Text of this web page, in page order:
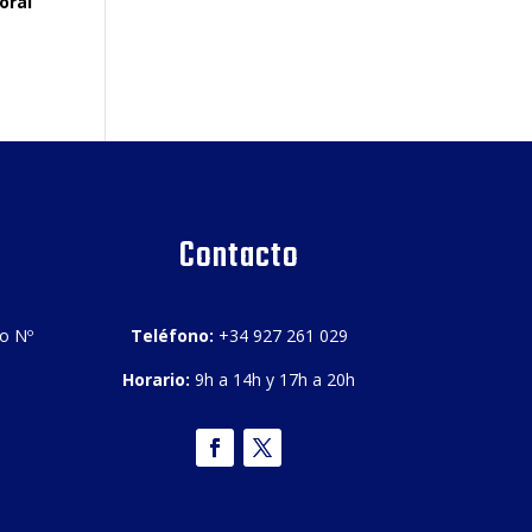
Nº
Contacto
Teléfono: +34 927 261 029
Horario: 9h a 14h y 17h a 20h